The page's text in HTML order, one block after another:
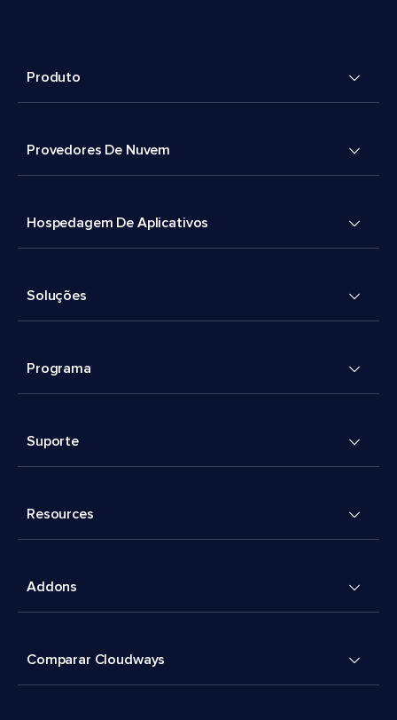
Produto
Provedores De Nuvem
Hospedagem De Aplicativos
Soluções
Programa
Suporte
Resources
Addons
Comparar Cloudways